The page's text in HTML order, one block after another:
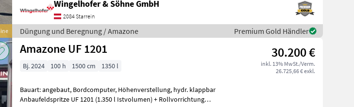
Wingelhofer & Söhne GmbH
2084 Starrein
Düngung und Beregnung / Amazone Premium Gold Händler
Amazone UF 1201 30.200 €
inkl. 13% MwSt./Verm.
26.725,66 € exkl.
Bj. 2024 100 h 1500 cm 1350 l
Bauart: angebaut, Bordcomputer, Höhenverstellung, hydr. klappbar
Anbaufeldspritze UF 1201 (1.350 l Istvolumen) + Rollvorrichtung